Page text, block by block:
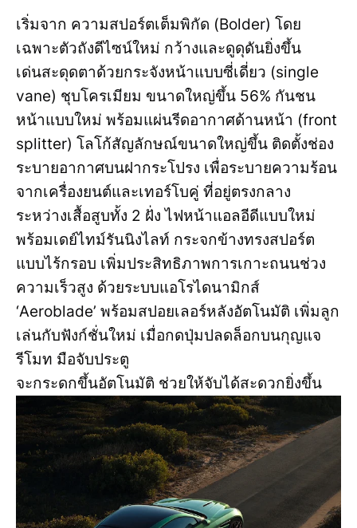
เริ่มจาก ความสปอร์ตเต็มพิกัด (Bolder) โดย
เฉพาะตัวถังดีไซน์ใหม่ กว้างและดูดุดันยิ่งขึ้น
เด่นสะดุดตาด้วยกระจังหน้าแบบซี่เดี่ยว (single
vane) ชุบโครเมียม ขนาดใหญ่ขึ้น 56% กันชน
หน้าแบบใหม่ พร้อมแผ่นรีดอากาศด้านหน้า (front
splitter) โลโก้สัญลักษณ์ขนาดใหญ่ขึ้น ติดตั้งช่อง
ระบายอากาศบนฝากระโปรง เพื่อระบายความร้อน
จากเครื่องยนต์และเทอร์โบคู่ ที่อยู่ตรงกลาง
ระหว่างเสื้อสูบทั้ง 2 ฝั่ง ไฟหน้าแอลอีดีแบบใหม่
พร้อมเดย์ไทม์รันนิงไลท์ กระจกข้างทรงสปอร์ต
แบบไร้กรอบ เพิ่มประสิทธิภาพการเกาะถนนช่วง
ความเร็วสูง ด้วยระบบแอโรไดนามิกส์
‘Aeroblade’ พร้อมสปอยเลอร์หลังอัตโนมัติ เพิ่มลูก
เล่นกับฟังก์ชั่นใหม่ เมื่อกดปุ่มปลดล็อกบนกุญแจ
รีโมท มือจับประตู
จะกระดกขึ้นอัตโนมัติ ช่วยให้จับได้สะดวกยิ่งขึ้น